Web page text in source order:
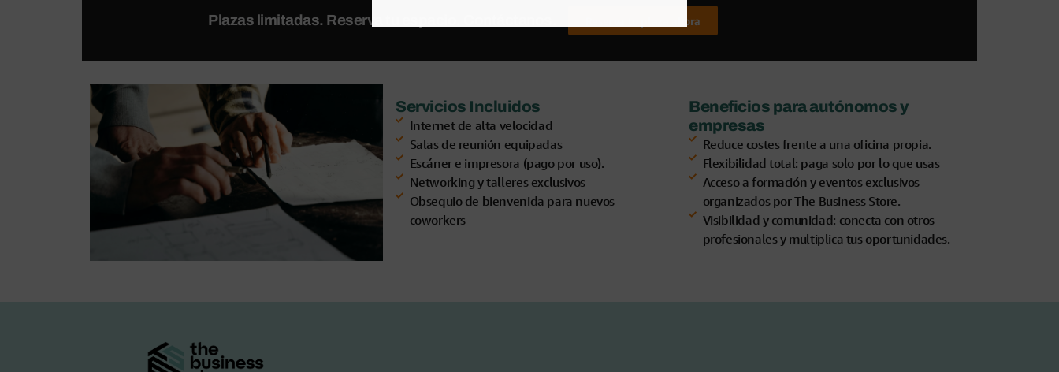
Plazas limitadas. Reserva tu espacio. Contáctanos. Reserva tu plaza ahora
Servicios Incluidos
Internet de alta velocidad
Salas de reunión equipadas
Escáner e impresora (pago por uso).
Networking y talleres exclusivos
Obsequio de bienvenida para nuevos
coworkers
Beneficios para autónomos y
empresas
Reduce costes frente a una oficina propia.
Flexibilidad total: paga solo por lo que usas
Acceso a formación y eventos exclusivos
organizados por The Business Store.
Visibilidad y comunidad: conecta con otros
profesionales y multiplica tus oportunidades.